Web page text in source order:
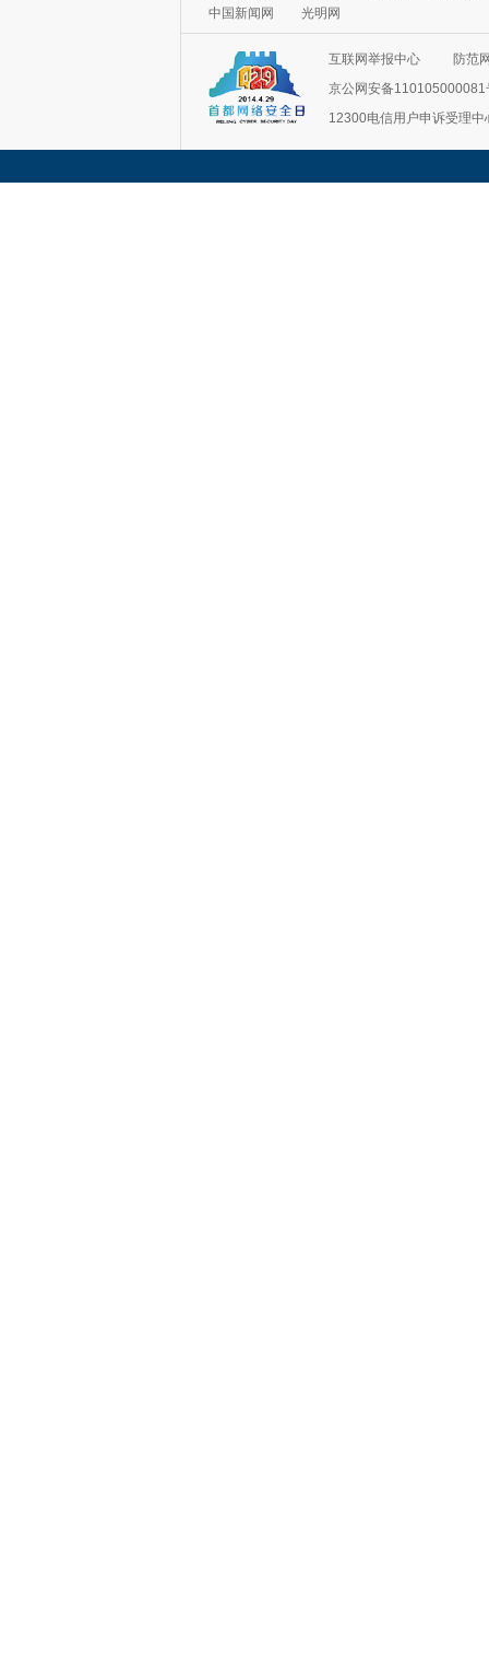
中国新闻网
光明网
互联网举报中心
防范
京公网安备110105000081
12300电信用户申诉受理中